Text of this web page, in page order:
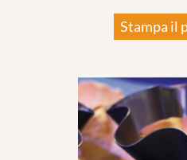
Stampa il